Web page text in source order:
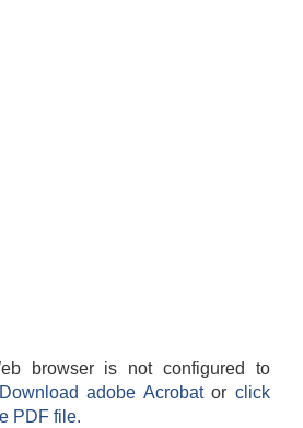
browser is not configured to
Download adobe Acrobatorclick
PDF file.